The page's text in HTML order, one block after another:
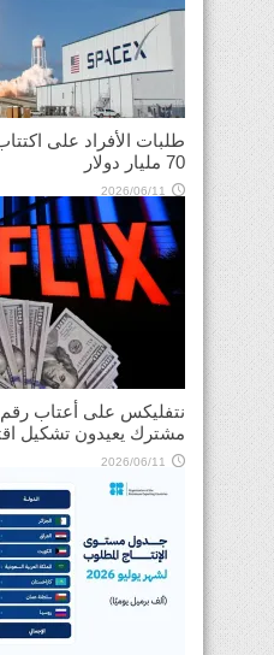
طلبات الأفراد على
70 مليار دولار
2026/06/11
مشترك يعيدون تشكيل
2026/06/11